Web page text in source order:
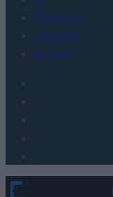
Redakcja
Reklama
Kontakt